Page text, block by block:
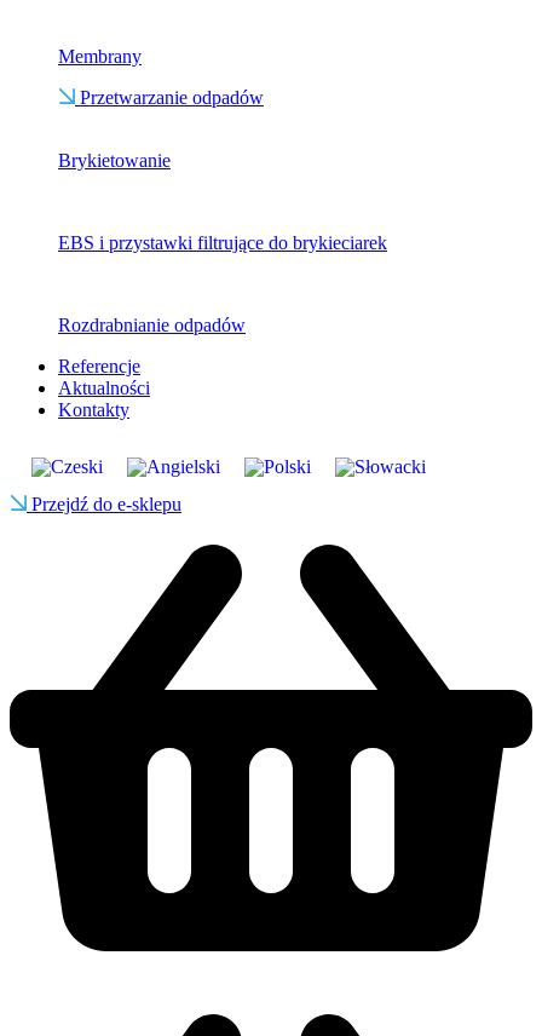
Membrany
Przetwarzanie odpadów
Brykietowanie
EBS i przystawki filtrujące do brykieciarek
Rozdrabnianie odpadów
Referencje
Aktualności
Kontakty
Przejdź do e-sklepu